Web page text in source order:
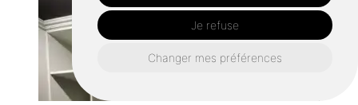
Je refuse
Changer mes préférences